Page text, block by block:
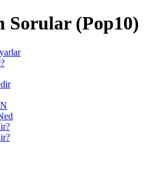
Sorular (Pop10)